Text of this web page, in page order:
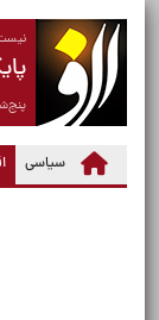
پنج‌شنبه ۱۵ مرداد ۱۴۰۵
سیاسی